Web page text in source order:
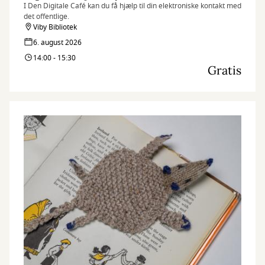
I Den Digitale Café kan du få hjælp til din elektroniske kontakt med
det offentlige.
Viby Bibliotek
6. august 2026
14:00 - 15:30
Gratis